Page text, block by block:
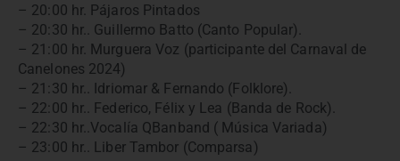
– 20:00 hr. Pájaros Pintados
– 20:30 hr.. Guillermo Batto (Canto Popular).
– 21:00 hr. Murguera Voz (participante del Carnaval de
Canelones 2024)
– 21:30 hr.. Idriomar & Fernando (Folklore).
– 22:00 hr.. Federico, Félix y Lea (Banda de Rock).
– 22:30 hr..Vocalía QBanband ( Música Variada)
– 23:00 hr.. Liber Tambor (Comparsa)